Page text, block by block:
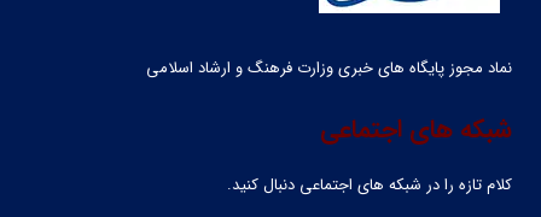
نماد مجوز پایگاه های خبری وزارت فرهنگ و ارشاد اسلامی
شبکه های اجتماعی
کلام تازه را در شبکه ‌های اجتماعی دنبال کنید.